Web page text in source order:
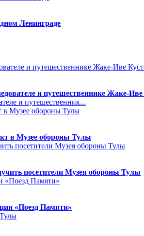
Ленинграде
и путешественнике Жаке-
и путешественник...
в Музее обороны Тулы
посетители Музея обороны Тулы
«Поезд Памяти»